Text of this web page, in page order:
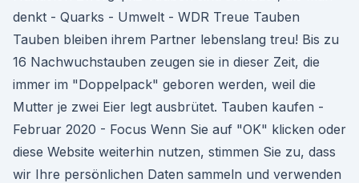
denkt - Quarks - Umwelt - WDR Treue Tauben
Tauben bleiben ihrem Partner lebenslang treu! Bis zu
16 Nachwuchstauben zeugen sie in dieser Zeit, die
immer im "Doppelpack" geboren werden, weil die
Mutter je zwei Eier legt ausbrütet. Tauben kaufen -
Februar 2020 - Focus Wenn Sie auf "OK" klicken oder
diese Website weiterhin nutzen, stimmen Sie zu, dass
wir Ihre persönlichen Daten sammeln und verwenden